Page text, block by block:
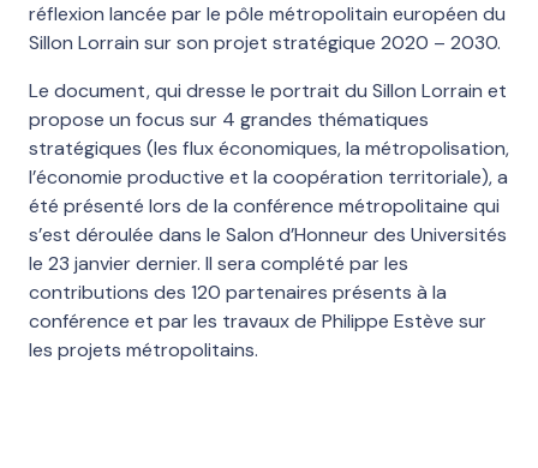
réflexion lancée par le pôle métropolitain européen du
Sillon Lorrain sur son projet stratégique 2020 – 2030.
Le document, qui dresse le portrait du Sillon Lorrain et
propose un focus sur 4 grandes thématiques
stratégiques (les flux économiques, la métropolisation,
l’économie productive et la coopération territoriale), a
été présenté lors de la conférence métropolitaine qui
s’est déroulée dans le Salon d’Honneur des Universités
le 23 janvier dernier. Il sera complété par les
contributions des 120 partenaires présents à la
conférence et par les travaux de Philippe Estève sur
les projets métropolitains.